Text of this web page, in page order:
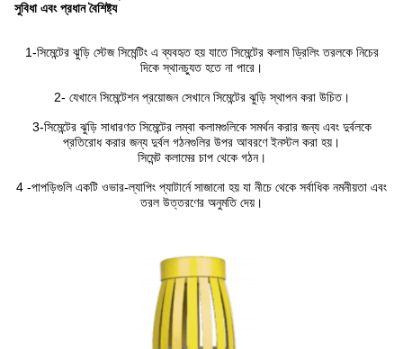
সুবিধা এবং প্রধান বৈশিষ্ট্য
1-সিমেন্টের ঝুড়ি স্টেজ সিমেন্টিং এ ব্যবহৃত হয় যাতে সিমেন্টের কলাম ড্রিলিং তরলকে নিচের
দিকে স্থানচ্যুত হতে না পারে।
2- যেখানে সিমেন্টেশন প্রয়োজন সেখানে সিমেন্টের ঝুড়ি স্থাপন করা উচিত।
3-সিমেন্টের ঝুড়ি সাধারণত সিমেন্টের লম্বা কলামগুলিকে সমর্থন করার জন্য এবং দুর্বলকে
প্রতিরোধ করার জন্য দুর্বল গঠনগুলির উপর আবরণে ইনস্টল করা হয়।
সিমেন্ট কলামের চাপ থেকে গঠন।
4 -পাপড়িগুলি একটি ওভার-ল্যাপিং প্যাটার্নে সাজানো হয় যা নীচে থেকে সর্বাধিক নমনীয়তা এবং
তরল উত্তরণের অনুমতি দেয়।